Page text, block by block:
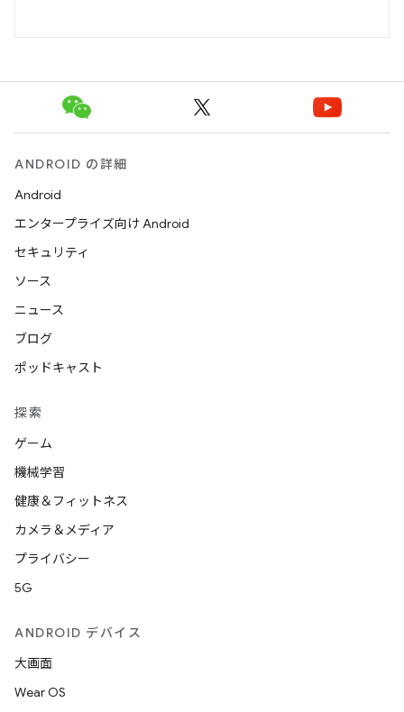
ANDROID の詳細
Android
エンタープライズ向け Android
セキュリティ
ソース
ニュース
ブログ
ポッドキャスト
探索
ゲーム
機械学習
健康＆フィットネス
カメラ＆メディア
プライバシー
5G
ANDROID デバイス
大画面
Wear OS